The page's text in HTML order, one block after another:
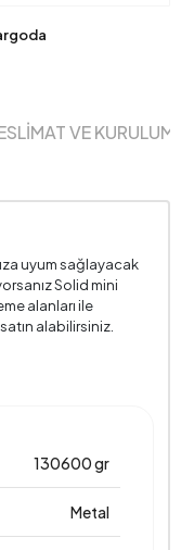
VE KURULUM
uyum sağlayacak
Solid mini
alanları ile
alabilirsiniz.
130600 gr
Metal